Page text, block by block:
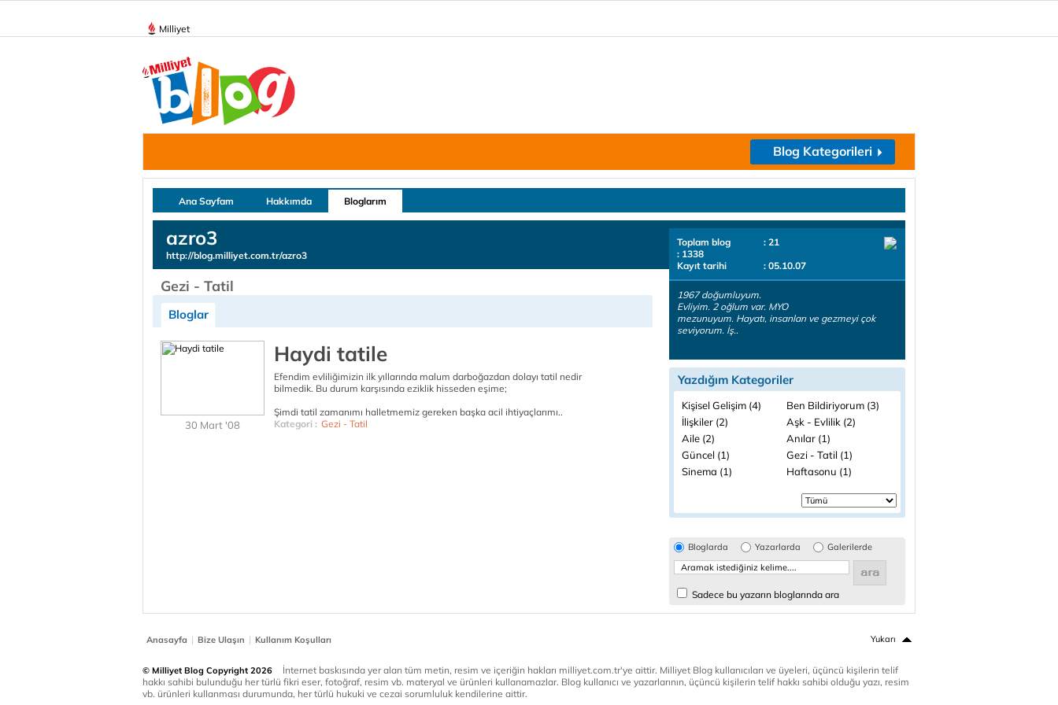
Milliyet
Blog Kategorileri
Ana Sayfam Hakkımda Bloglarım
azro3
http://blog.milliyet.com.tr/azro3
Gezi - Tatil
Bloglar
30 Mart '08
Haydi tatile
Efendim evliliğimizin ilk yıllarında malum darboğazdan dolayı tatil nedir
bilmedik. Bu durum karşısında eziklik hisseden eşime;
Şimdi tatil zamanımı halletmemiz gereken başka acil ihtiyaçlarımı..
Kategori : Gezi - Tatil
Toplam blog
: 21
: 1338
Kayıt tarihi
: 05.10.07
1967 doğumluyum.
Evliyim. 2 oğlum var. MYO
mezunuyum. Hayatı, insanları ve gezmeyi çok
seviyorum. İş..
Yazdığım Kategoriler
Kişisel Gelişim (4)
Ben Bildiriyorum (3)
İlişkiler (2)
Aşk - Evlilik (2)
Aile (2)
Anılar (1)
Güncel (1)
Gezi - Tatil (1)
Sinema (1)
Haftasonu (1)
Bloglarda Yazarlarda Galerilerde
Sadece bu yazarın bloglarında ara
Anasayfa | Bize Ulaşın | Kullanım Koşulları Yukarı
© Milliyet Blog Copyright 2026
İnternet baskısında yer alan tüm metin, resim ve içeriğin hakları milliyet.com.tr'ye aittir. Milliyet Blog kullanıcıları ve üyeleri, üçüncü kişilerin telif
hakkı sahibi bulunduğu her türlü fikri eser, fotoğraf, resim vb. materyal ve ürünleri kullanamazlar. Blog kullanıcı ve yazarlarının, üçüncü kişilerin telif hakkı sahibi olduğu yazı, resim
vb. ürünleri kullanması durumunda, her türlü hukuki ve cezai sorumluluk kendilerine aittir.